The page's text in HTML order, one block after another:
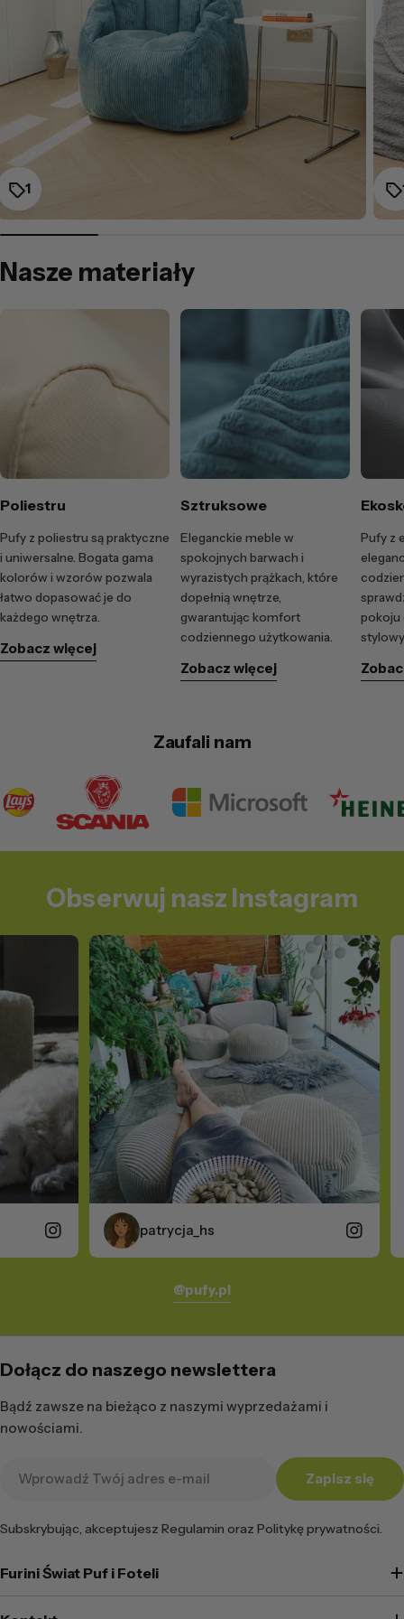
1
Nasze materiały
Poliestru
Pufy z poliestru są praktyczne
i uniwersalne. Bogata gama
kolorów i wzorów pozwala
łatwo dopasować je do
każdego wnętrza.
Zobacz więcej
Sztruksowe
Eleganckie meble w
spokojnych barwach i
wyrazistych prążkach, które
dopełnią wnętrze,
gwarantując komfort
codziennego użytkowania.
Zobacz więcej
Pufy z
pokoju
Zaufali nam
Obserwuj nasz Instagram
patrycja_hs
@pufy.pl
Dołącz do naszego newslettera
Bądź zawsze na bieżąco z naszymi wyprzedażami i
nowościami.
Zapisz się
Subskrybując, akceptujesz Regulamin oraz Politykę prywatności.
Furini Świat Puf i Foteli